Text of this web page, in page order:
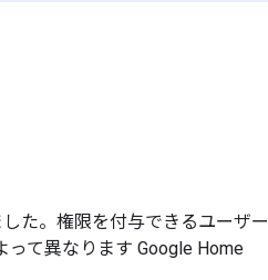
た。権限を付与できるユーザー
って異なります Google Home